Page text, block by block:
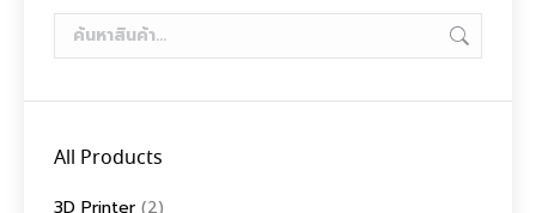
All Products
3D Printer (2)